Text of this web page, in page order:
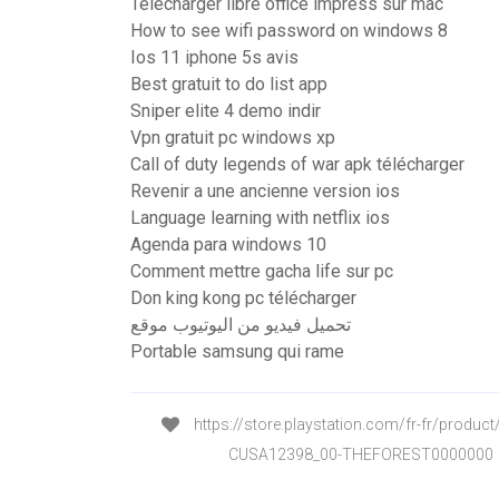
How to see wifi password on windows 8
Ios 11 iphone 5s avis
Best gratuit to do list app
Sniper elite 4 demo indir
Vpn gratuit pc windows xp
Call of duty legends of war apk télécharger
Revenir a une ancienne version ios
Language learning with netflix ios
Agenda para windows 10
Comment mettre gacha life sur pc
Don king kong pc télécharger
تحميل فيديو من اليوتيوب موقع
Portable samsung qui rame
https://store.playstation.com/fr-fr/
CUSA12398_00-THEFOREST0000000